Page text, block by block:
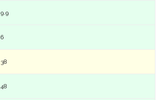
9.9
6
38
48